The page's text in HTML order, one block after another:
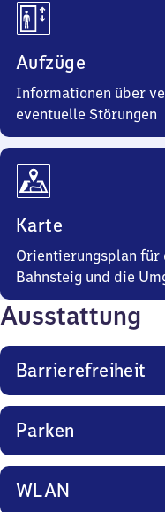
Aufzüge
Informationen über
eventuelle Störungen
Karte
Orientierungsplan für
Bahnsteig und die
Ausstattung
Barrierefreiheit
Parken
WLAN